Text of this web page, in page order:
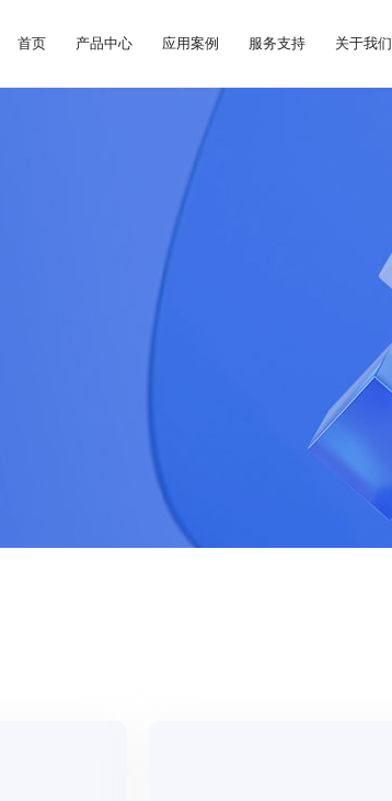
首页 产品中心 应用案例 服务支持 关于我们